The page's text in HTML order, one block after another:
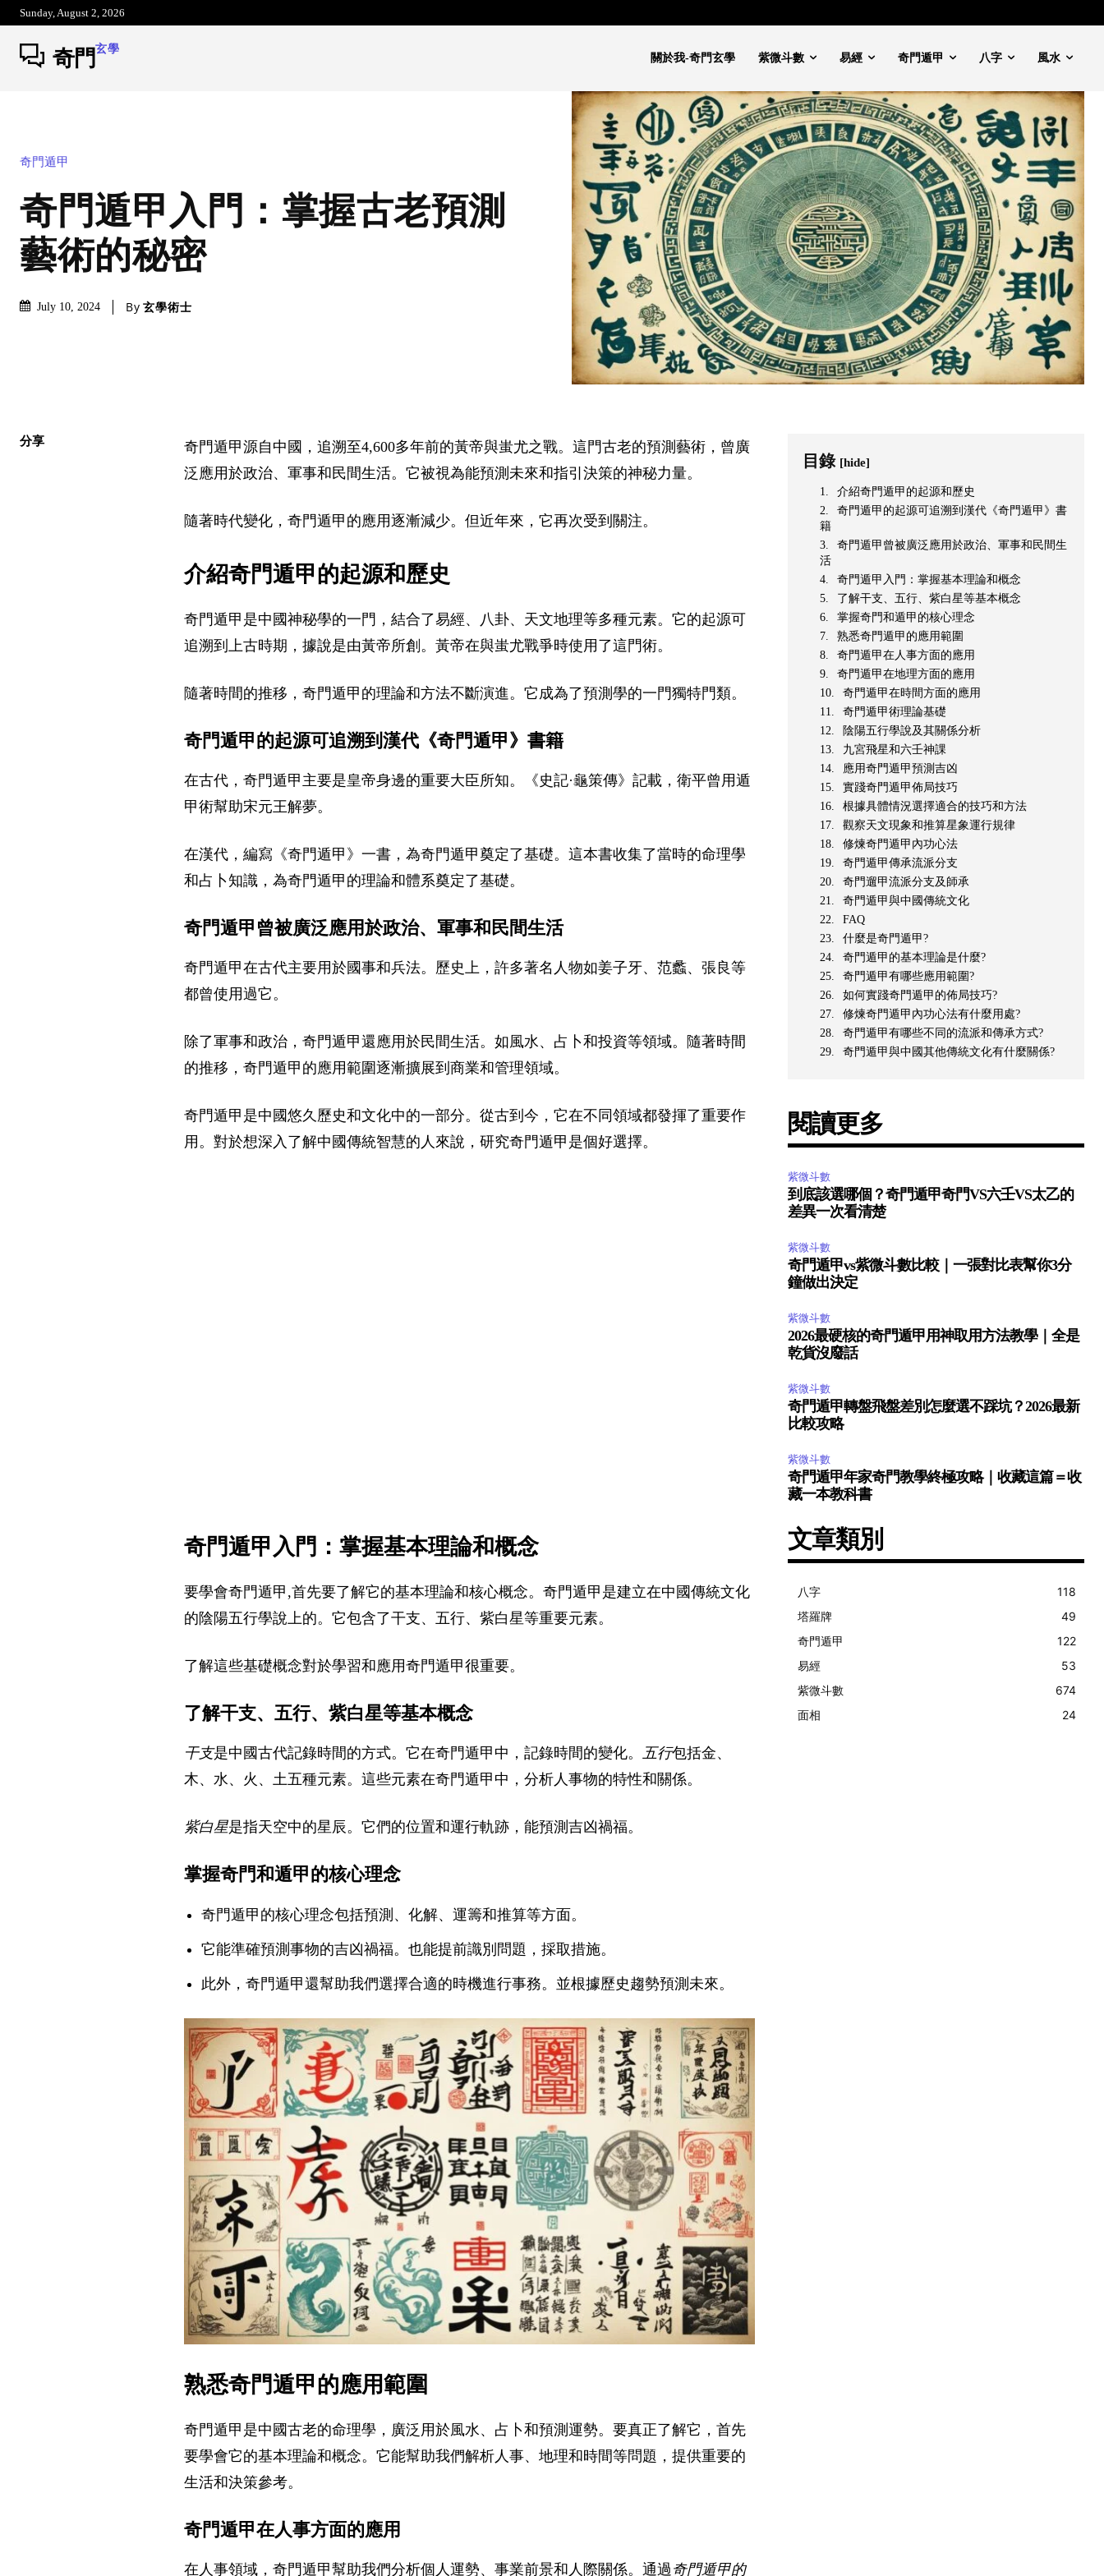
Sunday, August 2, 2026
奇門 玄學
關於我-奇門玄學 紫微斗數 易經 奇門遁甲 八字 風水
奇門遁甲
奇門遁甲入門：掌握古老預測
藝術的秘密
July 10, 2024 By 玄學術士
分享
奇門遁甲源自中國，追溯至4,600多年前的黃帝與蚩尤之戰。這門古老的預測藝術，曾廣
泛應用於政治、軍事和民間生活。它被視為能預測未來和指引決策的神秘力量。
隨著時代變化，奇門遁甲的應用逐漸減少。但近年來，它再次受到關注。
介紹奇門遁甲的起源和歷史
奇門遁甲是中國神秘學的一門，結合了易經、八卦、天文地理等多種元素。它的起源可
追溯到上古時期，據說是由黃帝所創。黃帝在與蚩尤戰爭時使用了這門術。
隨著時間的推移，奇門遁甲的理論和方法不斷演進。它成為了預測學的一門獨特門類。
奇門遁甲的起源可追溯到漢代《奇門遁甲》書籍
在古代，奇門遁甲主要是皇帝身邊的重要大臣所知。《史記·龜策傳》記載，衛平曾用遁
甲術幫助宋元王解夢。
在漢代，編寫《奇門遁甲》一書，為奇門遁甲奠定了基礎。這本書收集了當時的命理學
和占卜知識，為奇門遁甲的理論和體系奠定了基礎。
奇門遁甲曾被廣泛應用於政治、軍事和民間生活
奇門遁甲在古代主要用於國事和兵法。歷史上，許多著名人物如姜子牙、范蠡、張良等
都曾使用過它。
除了軍事和政治，奇門遁甲還應用於民間生活。如風水、占卜和投資等領域。隨著時間
的推移，奇門遁甲的應用範圍逐漸擴展到商業和管理領域。
奇門遁甲是中國悠久歷史和文化中的一部分。從古到今，它在不同領域都發揮了重要作
用。對於想深入了解中國傳統智慧的人來說，研究奇門遁甲是個好選擇。
奇門遁甲入門：掌握基本理論和概念
要學會奇門遁甲,首先要了解它的基本理論和核心概念。奇門遁甲是建立在中國傳統文化
的陰陽五行學說上的。它包含了干支、五行、紫白星等重要元素。
了解這些基礎概念對於學習和應用奇門遁甲很重要。
了解干支、五行、紫白星等基本概念
干支是中國古代記錄時間的方式。它在奇門遁甲中，記錄時間的變化。 五行包括金、
木、水、火、土五種元素。這些元素在奇門遁甲中，分析人事物的特性和關係。
紫白星是指天空中的星辰。它們的位置和運行軌跡，能預測吉凶禍福。
掌握奇門和遁甲的核心理念
奇門遁甲的核心理念包括預測、化解、運籌和推算等方面。
它能準確預測事物的吉凶禍福。也能提前識別問題，採取措施。
此外，奇門遁甲還幫助我們選擇合適的時機進行事務。並根據歷史趨勢預測未來。
熟悉奇門遁甲的應用範圍
奇門遁甲是中國古老的命理學，廣泛用於風水、占卜和預測運勢。要真正了解它，首先
要學會它的基本理論和概念。它能幫助我們解析人事、地理和時間等問題，提供重要的
生活和決策參考。
奇門遁甲在人事方面的應用
在人事領域，奇門遁甲幫助我們分析個人運勢、事業前景和人際關係。通過 奇門遁甲的
目錄 [hide]
介紹奇門遁甲的起源和歷史
奇門遁甲的起源可追溯到漢代《奇門遁甲》書
籍
奇門遁甲曾被廣泛應用於政治、軍事和民間生
活
奇門遁甲入門：掌握基本理論和概念
了解干支、五行、紫白星等基本概念
掌握奇門和遁甲的核心理念
熟悉奇門遁甲的應用範圍
奇門遁甲在人事方面的應用
奇門遁甲在地理方面的應用
奇門遁甲在時間方面的應用
奇門遁甲術理論基礎
陰陽五行學說及其關係分析
九宮飛星和六壬神課
應用奇門遁甲預測吉凶
實踐奇門遁甲佈局技巧
根據具體情況選擇適合的技巧和方法
觀察天文現象和推算星象運行規律
修煉奇門遁甲內功心法
奇門遁甲傳承流派分支
奇門遛甲流派分支及師承
奇門遁甲與中國傳統文化
FAQ
什麼是奇門遁甲?
奇門遁甲的基本理論是什麼?
奇門遁甲有哪些應用範圍?
如何實踐奇門遁甲的佈局技巧?
修煉奇門遁甲內功心法有什麼用處?
奇門遁甲有哪些不同的流派和傳承方式?
奇門遁甲與中國其他傳統文化有什麼關係?
閱讀更多
紫微斗數
到底該選哪個？奇門遁甲奇門VS六壬VS太乙的
差異一次看清楚
紫微斗數
奇門遁甲vs紫微斗數比較｜一張對比表幫你3分
鐘做出決定
紫微斗數
2026最硬核的奇門遁甲用神取用方法教學｜全是
乾貨沒廢話
紫微斗數
奇門遁甲轉盤飛盤差別怎麼選不踩坑？2026最新
比較攻略
紫微斗數
奇門遁甲年家奇門教學終極攻略｜收藏這篇＝收
藏一本教科書
文章類別
八字
118
塔羅牌
49
奇門遁甲
122
易經
53
紫微斗數
674
面相
24